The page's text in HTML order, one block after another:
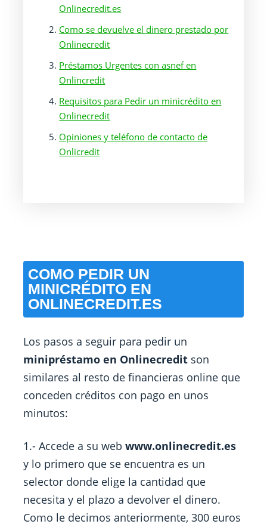
Onlinecredit.es
Como se devuelve el dinero prestado por
Onlinecredit
Préstamos Urgentes con asnef en
Onlincredit
Requisitos para Pedir un minicrédito en
Onlinecredit
Opiniones y teléfono de contacto de
Onlicredit
COMO PEDIR UN
MINICRÉDITO EN
ONLINECREDIT.ES
Los pasos a seguir para pedir un
minipréstamo en Onlinecredit son
similares al resto de financieras online que
conceden créditos con pago en unos
minutos:
1.- Accede a su webwww.onlinecredit.es
y lo primero que se encuentra es un
selector donde elige la cantidad que
necesita y el plazo a devolver el dinero.
Como le decimos anteriormente, 300 euros